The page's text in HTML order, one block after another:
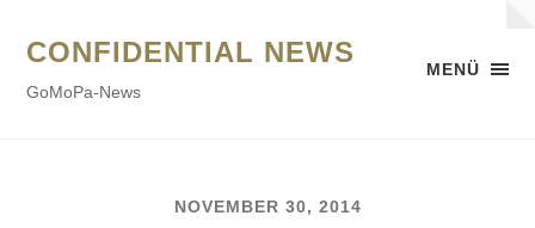
MENÜ
CONFIDENTIAL NEWS
GoMoPa-News
NOVEMBER 30, 2014